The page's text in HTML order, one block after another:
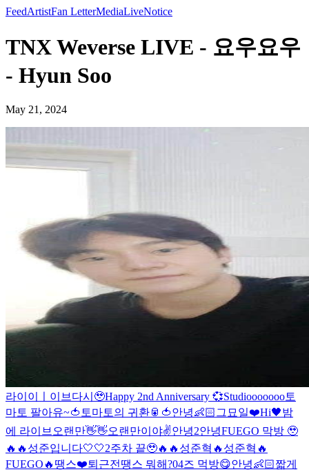
FeedArtistFan LetterMediaLiveNotice
TNX Weverse LIVE - 요우요우
- Hyun Soo
May 21, 2024
라이이ㅣ이브 다시🥹Happy 2nd Anniversary 💞Studiooooooo토
마토 팔아유~🍅 토마토의 귀환🥫🍅안녕👶🏻 그묘일❤️Hi🖤밤
에 라이브 오랜만👋👋오랜만이야✌️안녕2안녕FUEGO 막방 🥹
🔥🔥 성준입니다🤍🤍2주차 끝🥹🔥🔥 성준혁🔥 성준혁🔥
FUEGO🔥 땡스❤️퇴근전 땡스 뭐해?04즈 먹방😋안녕👶🏻짧게